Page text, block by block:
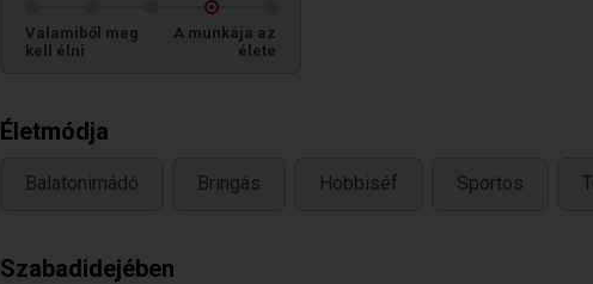
Valamiből meg
kell élni
A munkája az
élete
Életmódja
Balatonimádó Bringás Hobbiséf Sportos
Szabadidejében